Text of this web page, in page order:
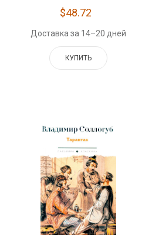
$48.72
Доставка за 14–20 дней
КУПИТЬ